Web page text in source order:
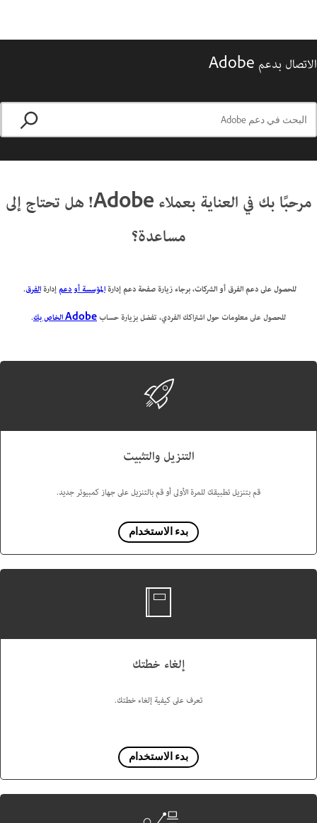
الاتصال بدعم Adobe
مرحبًا بك في العناية بعملاء Adobe! هل تحتاج إلى
مساعدة؟
للحصول على دعم الفرق أو الشركات، برجاء زيارة صفحة دعم إدارةالمؤسسة أو دعمإدارةالفرق.
للحصول على معلومات حول اشتراكك الفردي، تفضل بزيارة حسابAdobe الخاص بك .
التنزيل والتثبيت
قم بتنزيل تطبيقك للمرة الأولى أو قم بالتنزيل على جهاز كمبيوتر جديد.
بدء الاستخدام
إلغاء خطتك
تعرف على كيفية إلغاء خطتك.
بدء الاستخدام